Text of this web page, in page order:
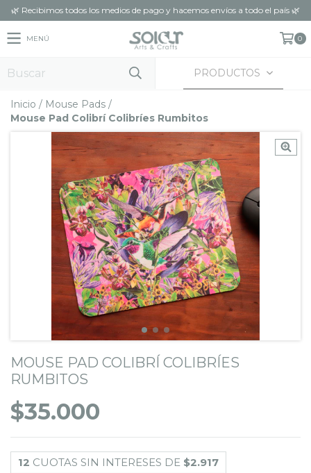
🌿 Recibimos todos los medios de pago y hacemos envíos a todo el país 🌿
MENÚ 0
PRODUCTOS
Inicio / Mouse Pads /
Mouse Pad Colibrí Colibríes Rumbitos
MOUSE PAD COLIBRÍ COLIBRÍES
RUMBITOS
$35.000
12 CUOTAS SIN INTERESES DE $2.917